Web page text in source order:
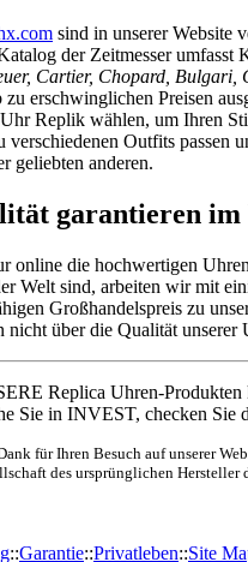
sind in unserer Website
der Zeitmesser
Cartier, Chopard, Bulgari,
erschwinglichen Preisen
Replik wählen, um Ihren
verschiedenen Outfits passen
geliebten anderen.
garantieren
online die hochwertigen
Welt sind, arbeiten wir mit
Großhandelspreis zu
nicht über die Qualität
Replica Uhren-Produkten
Sie in INVEST, checken Sie
für Ihren Besuch auf unserer
des ursprünglichen Hersteller
::Garantie::Privatleben::Site